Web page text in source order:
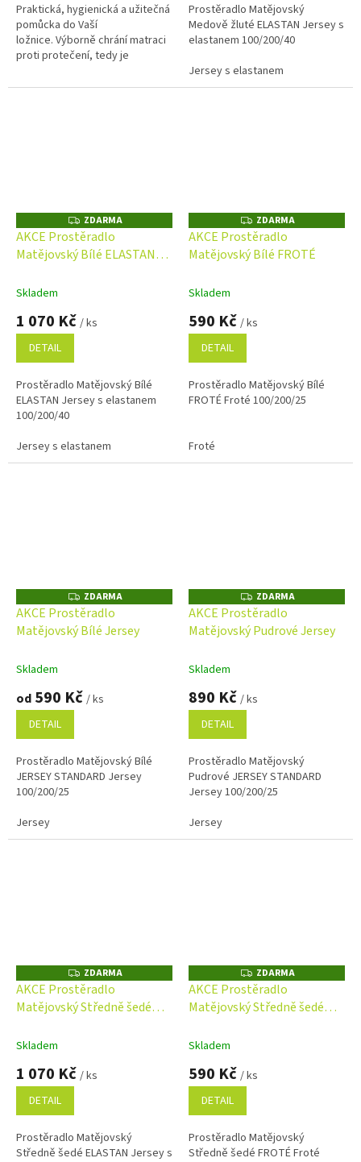
Praktická, hygienická a užitečná
pomůcka do Vaší
ložnice. Výborně chrání matraci
proti protečení, tedy je
poškození, tím prodlužuje její...
Prostěradlo Matějovský
Medově žluté ELASTAN Jersey s
elastanem 100/200/40
Jersey s elastanem
Z
D
A
R
ZDARMA
AKCE Prostěradlo
Matějovský Bílé ELASTAN
Skladem
1 070 Kč / ks
DETAIL
Prostěradlo Matějovský Bílé
ELASTAN Jersey s elastanem
100/200/40
Jersey s elastanem
Z
D
A
R
ZDARMA
AKCE Prostěradlo
Matějovský Bílé FROTÉ
Skladem
590 Kč / ks
DETAIL
Prostěradlo Matějovský Bílé
FROTÉ Froté 100/200/25
Froté
Z
D
A
R
ZDARMA
AKCE Prostěradlo
Matějovský Bílé Jersey
Skladem
od 590 Kč / ks
DETAIL
Prostěradlo Matějovský Bílé
JERSEY STANDARD Jersey
100/200/25
Jersey
Z
D
A
R
ZDARMA
AKCE Prostěradlo
Matějovský Pudrové Jersey
Skladem
890 Kč / ks
DETAIL
Prostěradlo Matějovský
Pudrové JERSEY STANDARD
Jersey 100/200/25
Jersey
Z
D
A
R
ZDARMA
AKCE Prostěradlo
Matějovský Středně šedé
elastanem
Skladem
1 070 Kč / ks
DETAIL
Prostěradlo Matějovský
Středně šedé ELASTAN Jersey s
Z
D
A
R
ZDARMA
AKCE Prostěradlo
Matějovský Středně šedé
Skladem
590 Kč / ks
DETAIL
Prostěradlo Matějovský
Středně šedé FROTÉ Froté